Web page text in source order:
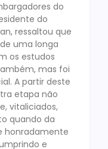
do
do
ressaltou que
uma longa
os estudos
mas foi
A partir deste
etapa não
vitaliciados,
quando da
honradamente
e